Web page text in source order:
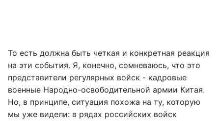
То есть должна быть четкая и конкретная реакция
на эти события. Я, конечно, сомневаюсь, что это
представители регулярных войск - кадровые
военные Народно-освободительной армии Китая.
Но, в принципе, ситуация похожа на ту, которую
мы уже видели: в рядах российских войск